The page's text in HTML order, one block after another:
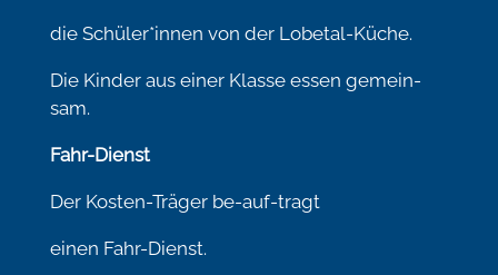
die Schüler*innen von der Lobetal-Küche.
Die Kinder aus einer Klasse essen gemein-
sam.
Fahr-Dienst
Der Kosten-Träger be-auf-tragt
einen Fahr-Dienst.